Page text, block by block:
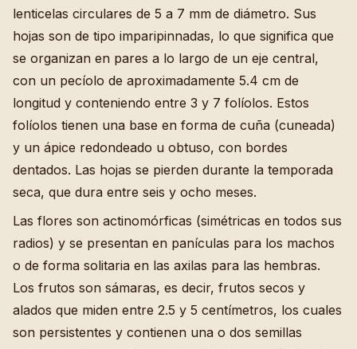
lenticelas circulares de 5 a 7 mm de diámetro. Sus
hojas son de tipo imparipinnadas, lo que significa que
se organizan en pares a lo largo de un eje central,
con un pecíolo de aproximadamente 5.4 cm de
longitud y conteniendo entre 3 y 7 folíolos. Estos
folíolos tienen una base en forma de cuña (cuneada)
y un ápice redondeado u obtuso, con bordes
dentados. Las hojas se pierden durante la temporada
seca, que dura entre seis y ocho meses.
Las flores son actinomórficas (simétricas en todos sus
radios) y se presentan en panículas para los machos
o de forma solitaria en las axilas para las hembras.
Los frutos son sámaras, es decir, frutos secos y
alados que miden entre 2.5 y 5 centímetros, los cuales
son persistentes y contienen una o dos semillas